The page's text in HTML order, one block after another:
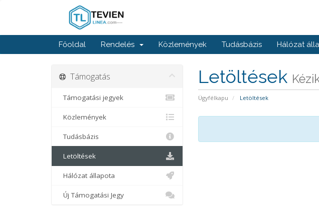
Főoldal Rendelés Közlemények Tudásbázis Hálózat
Letöltések
Ügyfélkapu Letöltések
Támogatás
Támogatási jegyek
Közlemények
Tudásbázis
Letöltések
Hálózat állapota
Új Támogatási Jegy